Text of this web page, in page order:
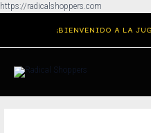
https://radicalshoppers.com
contenido
¡BIENVENIDO A LA